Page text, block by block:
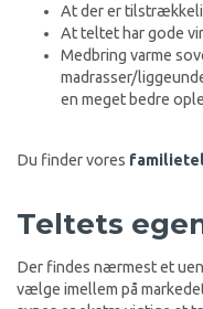
At der er
At teltet har gode
Medbring varme
madrasser/
en meget bedre
Du finder vores
Teltets
Der findes nærmest et
vælge imellem på